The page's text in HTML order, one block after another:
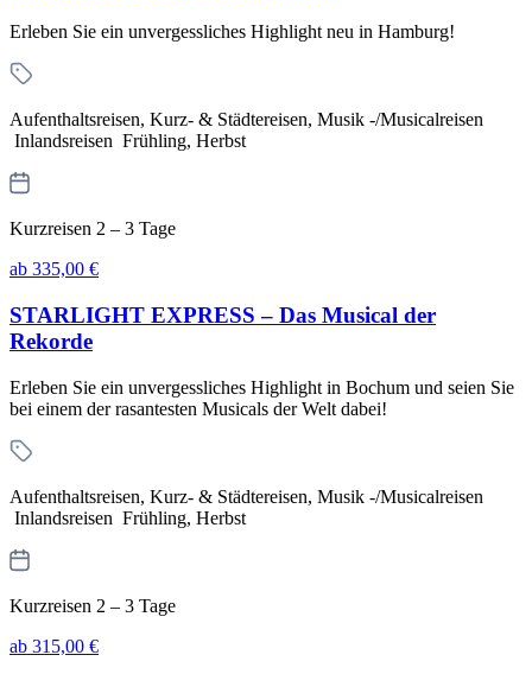
Erleben Sie ein unvergessliches Highlight neu in Hamburg!
Aufenthaltsreisen, Kurz- & Städtereisen, Musik -/Musicalreisen
Inlandsreisen Frühling, Herbst
Kurzreisen 2 – 3 Tage
ab 335,00 €
STARLIGHT EXPRESS – Das Musical der
Rekorde
Erleben Sie ein unvergessliches Highlight in Bochum und seien Sie
bei einem der rasantesten Musicals der Welt dabei!
Aufenthaltsreisen, Kurz- & Städtereisen, Musik -/Musicalreisen
Inlandsreisen Frühling, Herbst
Kurzreisen 2 – 3 Tage
ab 315,00 €